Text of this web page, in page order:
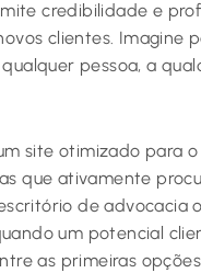
credibilidade e
clientes. Imagine
pessoa, a
site otimizado para
que ativamente
de advocacia
um potencial
as primeiras